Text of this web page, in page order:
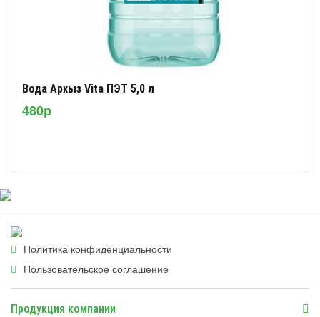
Вода Архыз Vita ПЭТ 5,0 л
480р
Политика конфиденциальности
Пользовательское соглашение
Продукция компании